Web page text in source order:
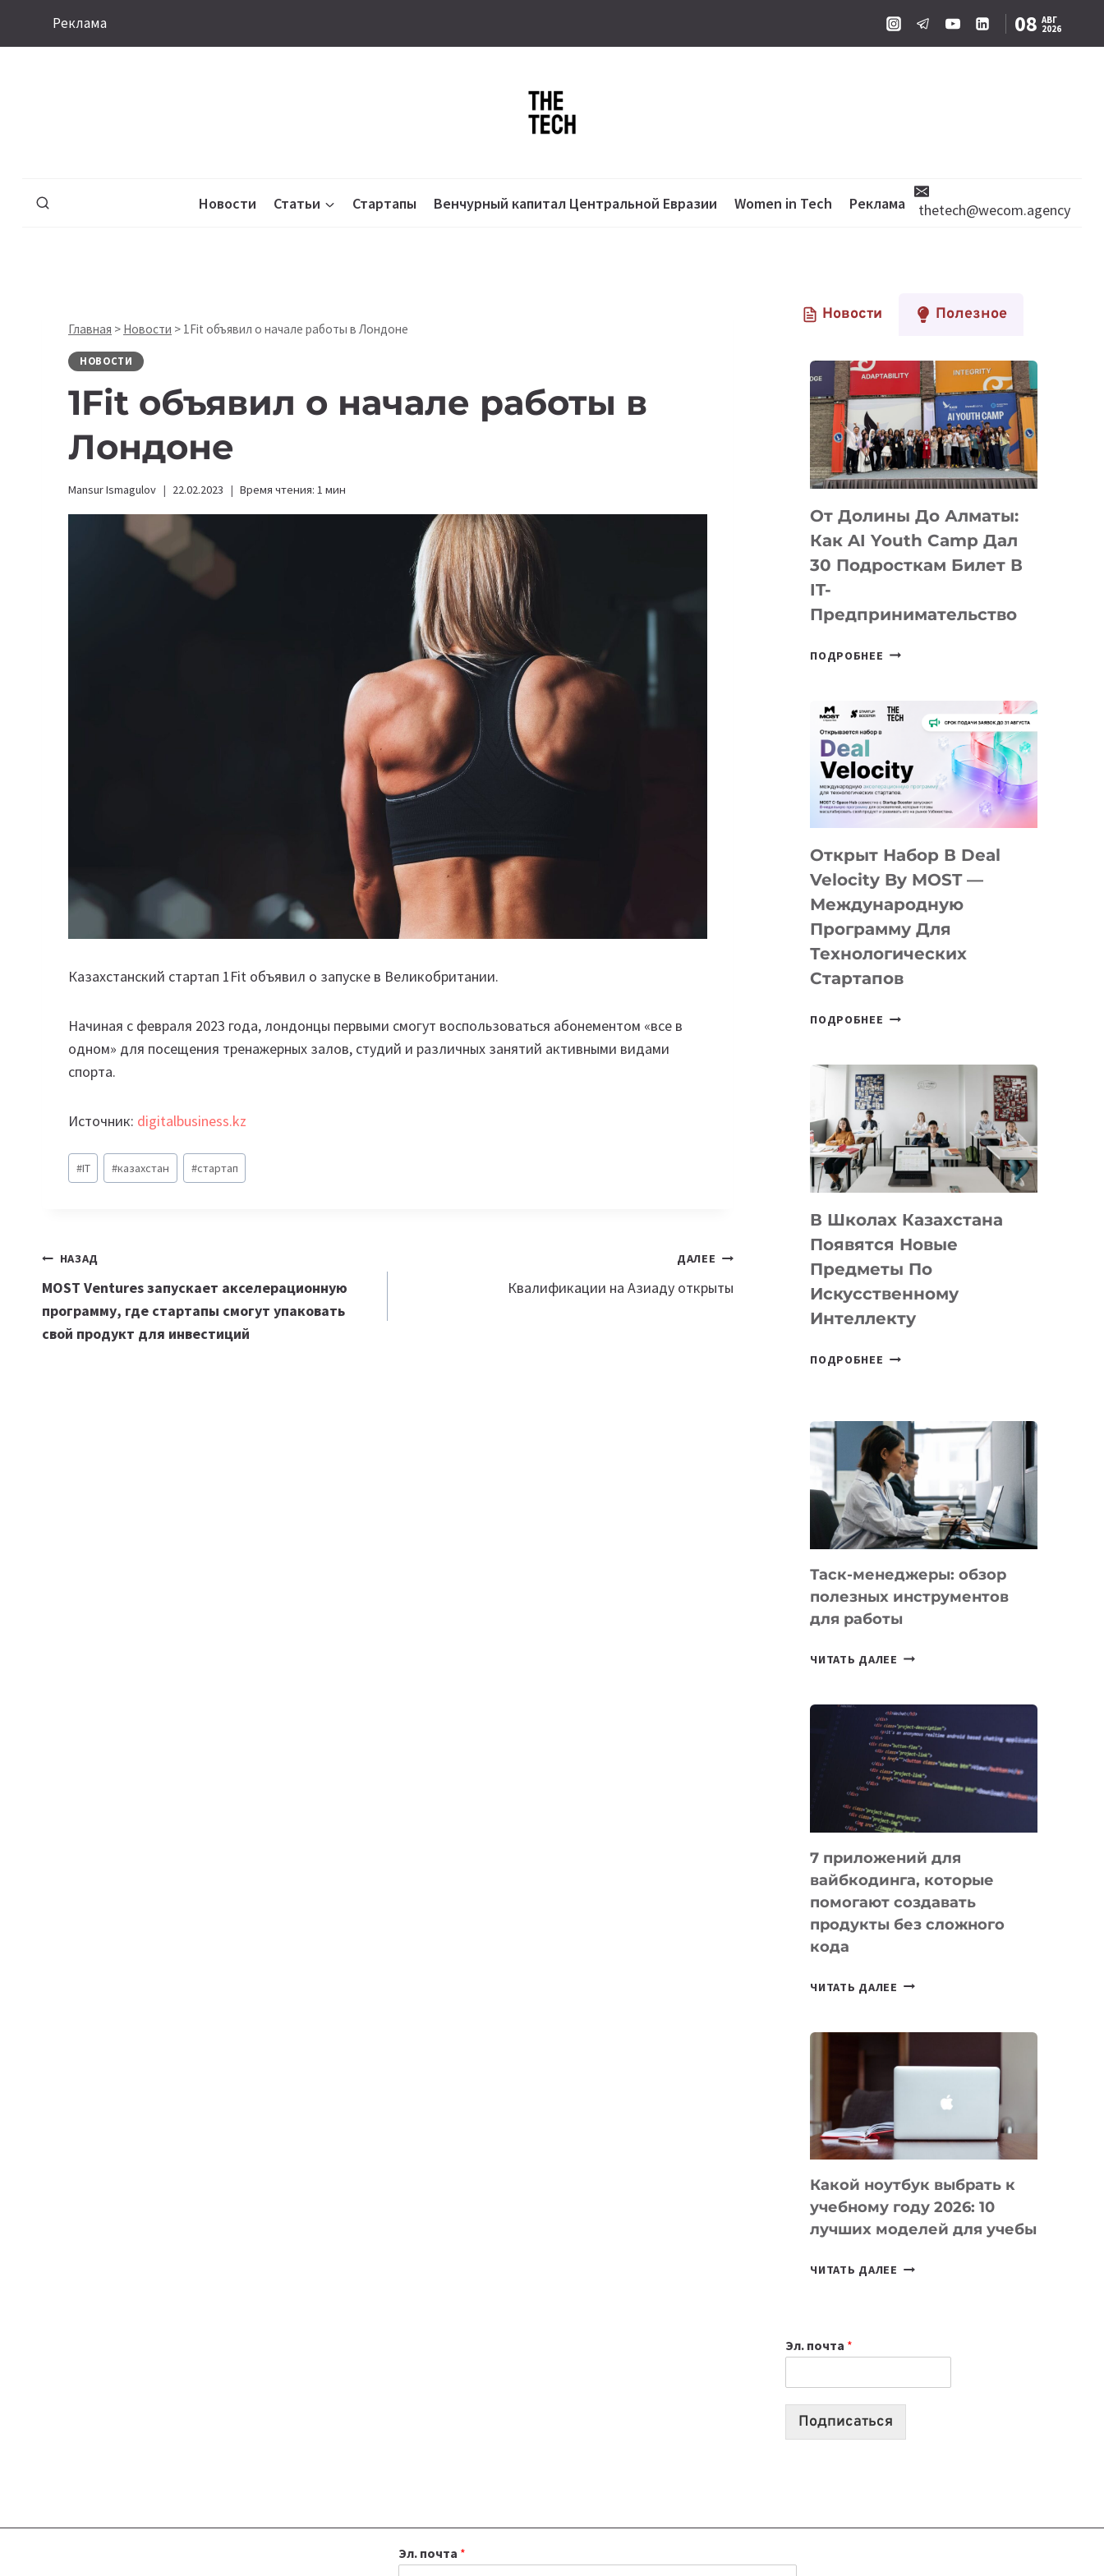
Реклама 08 АВГ
2026
Новости Статьи Стартапы Венчурный капитал Центральной Евразии Women in Tech Реклама thetech@wecom.agency
Главная > Новости > 1Fit объявил о начале работы в Лондоне
НОВОСТИ
1Fit объявил о начале работы в
Лондоне
Mansur Ismagulov 22.02.2023 Время чтения: 1 мин
Казахстанский стартап 1Fit объявил о запуске в Великобритании.
Начиная с февраля 2023 года, лондонцы первыми смогут воспользоваться абонементом «все в
одном» для посещения тренажерных залов, студий и различных занятий активными видами
спорта.
Источник: digitalbusiness.kz
Метки
записи:
#IT #казахстан #стартап
Навигация
по
записям
НАЗАД
MOST Ventures запускает акселерационную
программу, где стартапы смогут упаковать
свой продукт для инвестиций
ДАЛЕЕ
Квалификации на Азиаду открыты
Новости Полезное
От Долины До Алматы:
Как AI Youth Camp Дал
30 Подросткам Билет В
IT-
Предпринимательство
ПОДРОБНЕЕ ОТ
АЛМАТЫ:
YOUTH
CAMP
ДАЛ
ПОДРОСТКАМ
БИЛЕТ
IT-
ПРЕДПРИНИМАТЕЛЬСТВО
Открыт Набор В Deal
Velocity By MOST —
Международную
Программу Для
Технологических
Стартапов
ПОДРОБНЕЕ ОТКРЫТ
DEAL
VELOCITY
MOST
—
МЕЖДУНАРОДНУЮ
ДЛЯ
ТЕХНОЛОГИЧЕСКИХ
СТАРТАПОВ
В Школах Казахстана
Появятся Новые
Предметы По
Искусственному
Интеллекту
ПОДРОБНЕЕ
НОВЫЕ
ПРЕДМЕТЫ
ПО
ИСКУССТВЕННОМУ
ИНТЕЛЛЕКТУ
Таск-менеджеры: обзор
полезных инструментов
для работы
ЧИТАТЬ ДАЛЕЕ ТАСК-
ПОЛЕЗНЫХ
ИНСТРУМЕНТОВ
ДЛЯ
РАБОТЫ
7 приложений для
вайбкодинга, которые
помогают создавать
продукты без сложного
кода
ЧИТАТЬ ДАЛЕЕ
КОТОРЫЕ
СОЗДАВАТЬ
БЕЗ
КОДА
Какой ноутбук выбрать к
учебному году 2026: 10
лучших моделей для учебы
ЧИТАТЬ ДАЛЕЕ КАКОЙ
2026:
10
Эл. почта *
Подписаться
Эл. почта *